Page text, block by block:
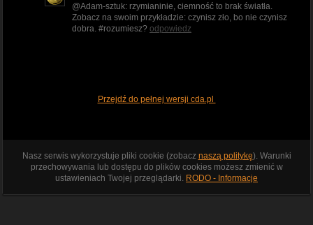
@Adam-sztuk: rzymianinie, ciemność to brak światła.
Zobacz na swoim przykładzie: czynisz zło, bo nie czynisz
dobra. #rozumiesz? odpowiedz
Przejdź do pełnej wersji cda.pl
Nasz serwis wykorzystuje pliki cookie (zobacz naszą politykę). Warunki
przechowywania lub dostępu do plików cookies możesz zmienić w
ustawieniach Twojej przeglądarki. RODO - Informacje